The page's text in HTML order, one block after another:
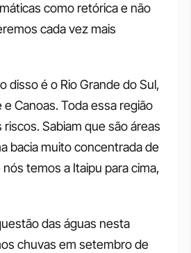
como retórica e não
cada vez mais
disso é o Rio Grande do Sul,
Canoas. Toda essa região
Sabiam que são áreas
bacia muito concentrada de
temos a Itaipu para cima,
das águas nesta
chuvas em setembro de